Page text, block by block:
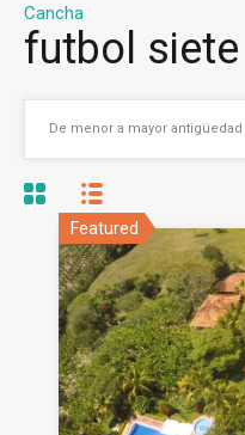
Cancha
futbol siete
De menor a mayor antigüedad
Featured